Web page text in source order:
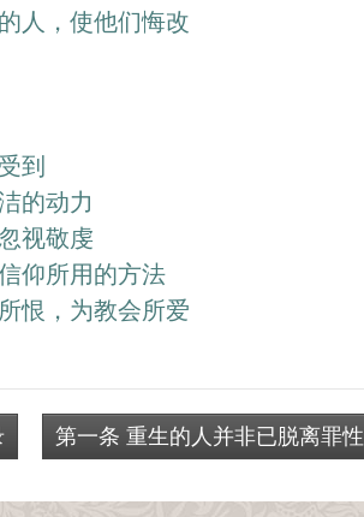
人，使他们悔改
到
的动力
视敬虔
仰所用的方法
恨，为教会所爱
第一条 重生的人并非已脱离罪性